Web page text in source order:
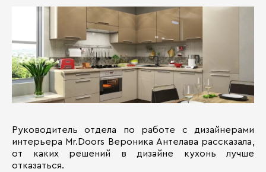
Руководитель отдела по работе с дизайнерами
интерьера Mr.Doors Вероника Антелава рассказала,
от каких решений в дизайне кухонь лучше
отказаться.